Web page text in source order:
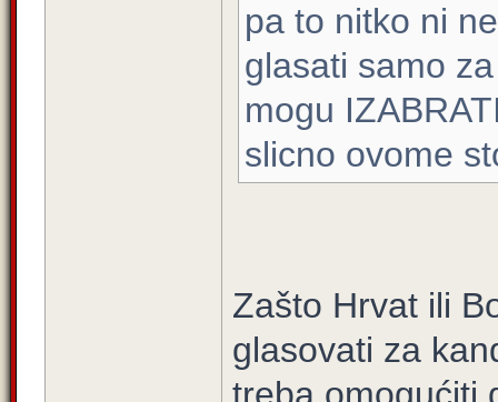
pa to nitko ni
glasati samo
mogu
slicno ovome
Zašto Hrvat ili
glasovati za